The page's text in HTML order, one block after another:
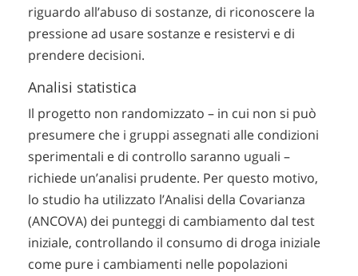
riguardo all’abuso di sostanze, di riconoscere la
pressione ad usare sostanze e resistervi e di
prendere decisioni.
Analisi statistica
Il progetto non randomizzato – in cui non si può
presumere che i gruppi assegnati alle condizioni
sperimentali e di controllo saranno uguali –
richiede un’analisi prudente. Per questo motivo,
lo studio ha utilizzato l’Analisi della Covarianza
(ANCOVA) dei punteggi di cambiamento dal test
iniziale, controllando il consumo di droga iniziale
come pure i cambiamenti nelle popolazioni